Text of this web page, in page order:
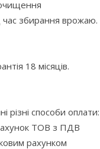
час збирання врожаю.
18 місяців.
різні способи оплати:
ТОВ з ПДВ
рахунком